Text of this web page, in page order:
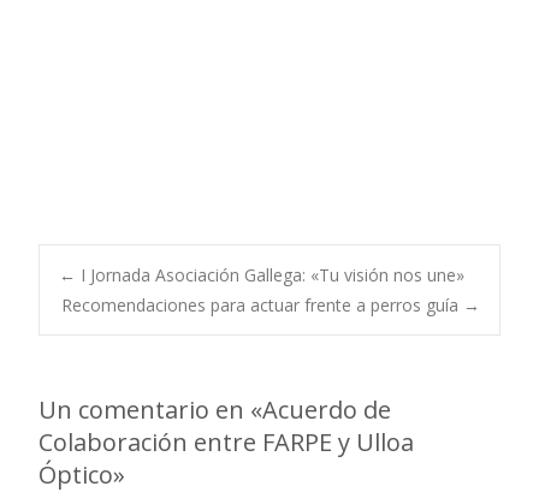
Navegación
entradas
← I Jornada Asociación Gallega: «Tu visión nos une»
Recomendaciones para actuar frente a perros guía →
Un comentario en «Acuerdo de
Colaboración entre FARPE y Ulloa
Óptico»